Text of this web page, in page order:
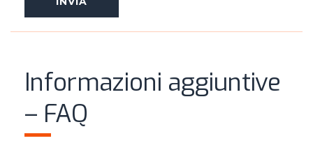
Informazioni aggiuntive
– FAQ